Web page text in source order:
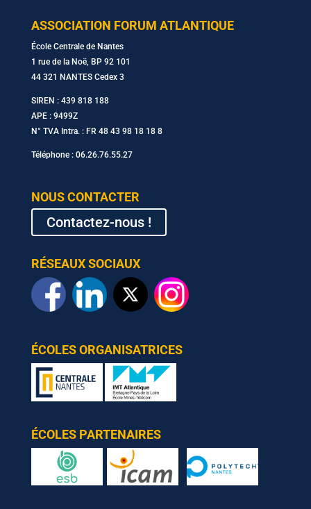
ASSOCIATION FORUM ATLANTIQUE
École Centrale de Nantes
1 rue de la Noë, BP 92 101
44 321 NANTES Cedex 3
SIREN : 439 818 188
APE : 9499Z
N° TVA Intra. : FR 48 43 98 18 18 8
Téléphone : 06.26.76.55.27
NOUS CONTACTER
Contactez-nous !
RÉSEAUX SOCIAUX
ÉCOLES ORGANISATRICES
ÉCOLES PARTENAIRES